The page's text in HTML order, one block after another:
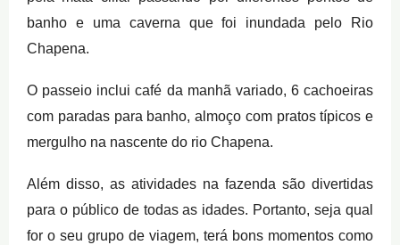
banho e uma caverna que foi inundada pelo Rio
Chapena.
O passeio inclui café da manhã variado, 6 cachoeiras
com paradas para banho, almoço com pratos típicos e
mergulho na nascente do rio Chapena.
Além disso, as atividades na fazenda são divertidas
para o público de todas as idades. Portanto, seja qual
for o seu grupo de viagem, terá bons momentos como